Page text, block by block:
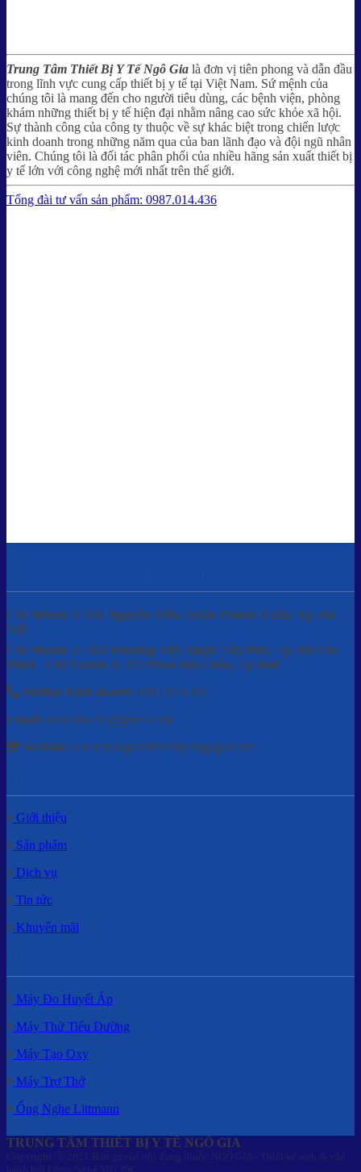
Trung Tâm Thiết Bị Y Tế Ngô Gia là đơn vị tiên phong và dẫn đầu
trong lĩnh vực cung cấp thiết bị y tế tại Việt Nam. Sứ mệnh của
chúng tôi là mang đến cho người tiêu dùng, các bệnh viện, phòng
khám những thiết bị y tế hiện đại nhằm nâng cao sức khỏe xã hội.
Sự thành công của công ty thuộc về sự khác biệt trong chiến lược
kinh doanh trong những năm qua của ban lãnh đạo và đội ngũ nhân
viên. Chúng tôi là đối tác phân phối của nhiều hãng sản xuất thiết bị
y tế lớn với công nghệ mới nhất trên thế giới.
Tổng đài tư vấn sản phẩm: 0987.014.436
Chi Nhánh 1: 216 Nguyễn Xiển, Quận Thanh Xuân, Tp. Hà
Nội
Chi Nhánh 2 : 355 Khuông Việt, Quận Tân Phú, Tp. Hồ Chí
Minh
Chi Nhánh 3: 315 Phan Bội Châu, Tp Huế
Hotline Kinh doanh: 0987.014.436
Email: duocsihai36@gmail.com
Website: www.trungtamthietbiytengogia.com
Giới thiệu
Sản phẩm
Dịch vụ
Tin tức
Khuyến mãi
Máy Đo Huyết Áp
Máy Thử Tiểu Đường
Máy Tạo Oxy
Máy Trợ Thở
Ống Nghe Littmann
TRUNG TÂM THIẾT BỊ Y TẾ NGÔ GIA